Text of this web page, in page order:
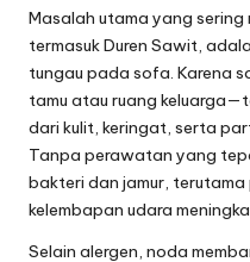
Masalah utama yang sering
termasuk Duren Sawit,
tungau pada sofa. Karena
tamu atau ruang
dari kulit, keringat, serta
Tanpa perawatan yang
bakteri dan jamur, terutama
kelembapan udara
Selain alergen, noda